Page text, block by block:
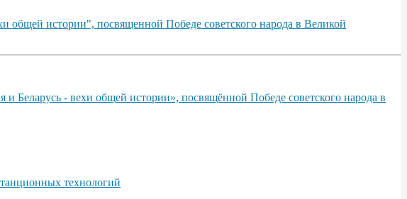
общей истории", посвященной Победе советского народа в Великой
Беларусь - вехи общей истории», посвящённой Победе советского народа в
технологий